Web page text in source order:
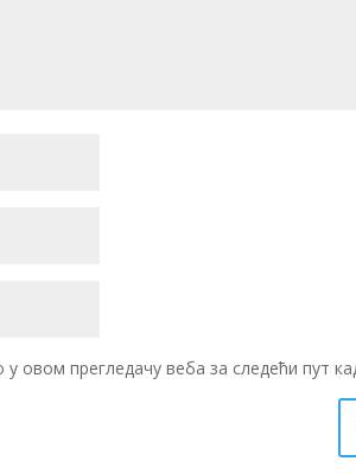
овом прегледачу веба за следећи пут